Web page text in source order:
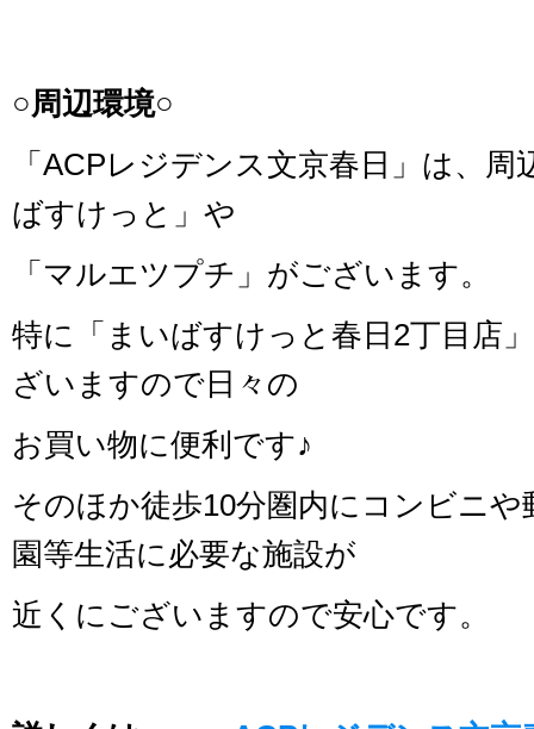
○周辺環境○
「ACPレジデンス文京春日」は、
ばすけっと」や
「マルエツプチ」がございます。
特に「まいばすけっと春日2丁目店
ざいますので日々の
お買い物に便利です♪
そのほか徒歩10分圏内にコンビニや
園等生活に必要な施設が
近くにございますので安心です。